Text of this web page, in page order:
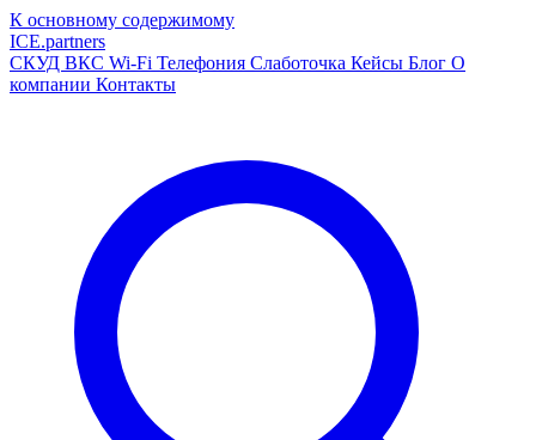
К основному содержимому
ICE.partners
СКУД ВКС Wi-Fi Телефония Слаботочка Кейсы Блог О
компании Контакты